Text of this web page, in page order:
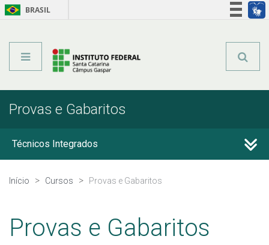
BRASIL
Provas e Gabaritos
Técnicos Integrados
Técnicos Subsequentes
Graduação
Início Cursos Provas e Gabaritos
Provas e Gabaritos